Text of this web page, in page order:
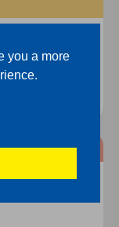
you a more